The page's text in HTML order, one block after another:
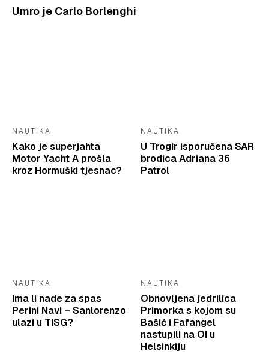
Umro je Carlo Borlenghi
NAUTIKA
Kako je superjahta
Motor Yacht A prošla
kroz Hormuški tjesnac?
NAUTIKA
U Trogir isporučena SAR
brodica Adriana 36
Patrol
NAUTIKA
Ima li nade za spas
Perini Navi – Sanlorenzo
ulazi u TISG?
NAUTIKA
Obnovljena jedrilica
Primorka s kojom su
Bašić i Fafangel
nastupili na OI u
Helsinkiju